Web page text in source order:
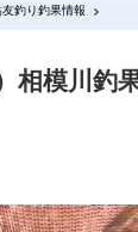
友釣り釣果情報
）相模川